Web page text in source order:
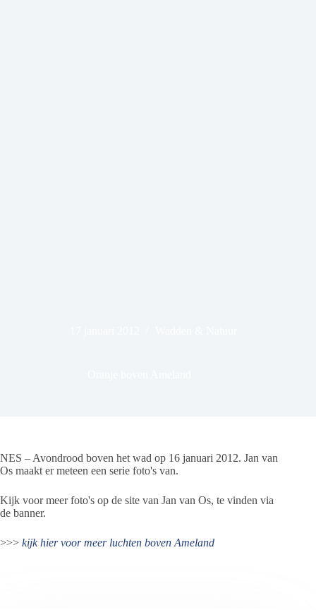
NES – Avondrood boven het wad op 16 januari 2012. Jan van
Os maakt er meteen een serie foto's van.
Kijk voor meer foto's op de site van Jan van Os, te vinden via
de banner.
>>> kijk hier voor meer luchten boven Ameland